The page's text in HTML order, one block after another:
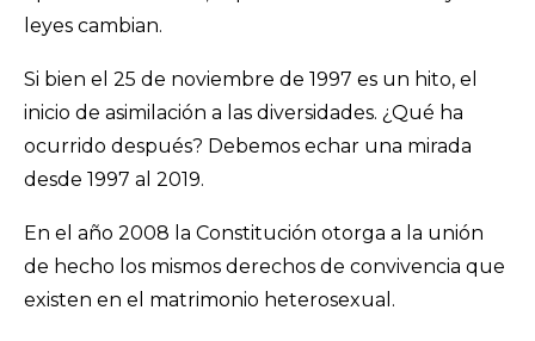
leyes cambian.
Si bien el 25 de noviembre de 1997 es un hito, el
inicio de asimilación a las diversidades. ¿Qué ha
ocurrido después? Debemos echar una mirada
desde 1997 al 2019.
En el año 2008 la Constitución otorga a la unión
de hecho los mismos derechos de convivencia que
existen en el matrimonio heterosexual.